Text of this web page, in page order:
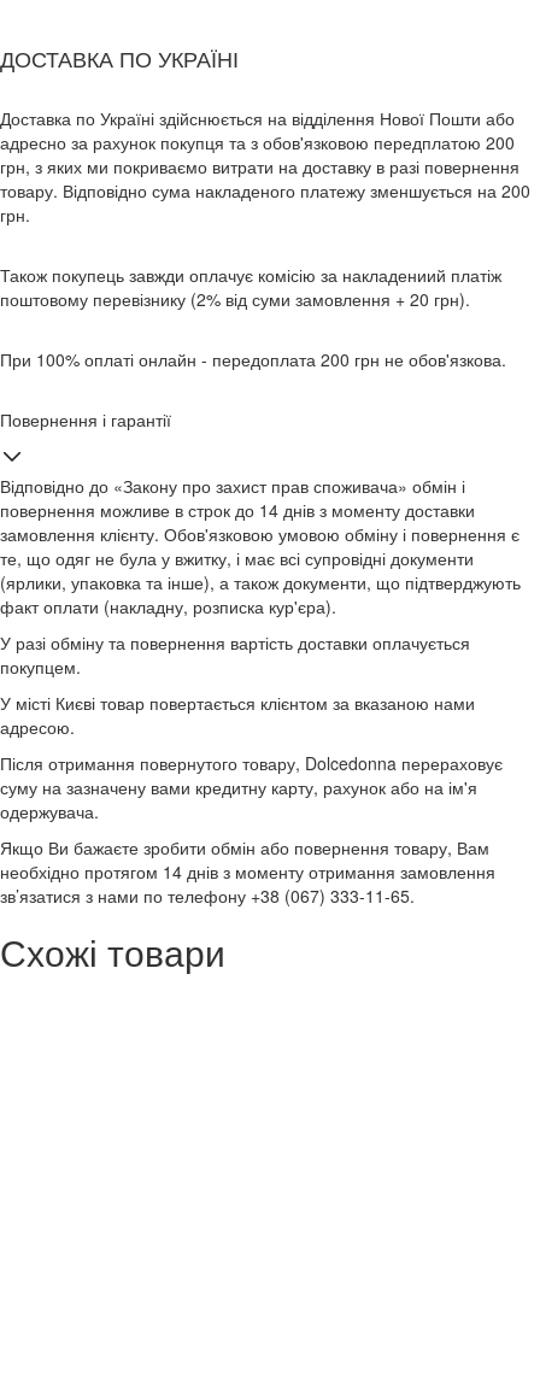
ДОСТАВКА ПО УКРАЇНІ
Доставка по Україні здійснюється на відділення Нової Пошти або
адресно за рахунок покупця та з обов'язковою передплатою 200
грн, з яких ми покриваємо витрати на доставку в разі повернення
товару. Відповідно сума накладеного платежу зменшується на 200
грн.
Також покупець завжди оплачує комісію за накладениий платіж
поштовому перевізнику (2% від суми замовлення + 20 грн).
При 100% оплаті онлайн - передоплата 200 грн не обов'язкова.
Повернення і гарантії
Відповідно до «Закону про захист прав споживача» обмін і
повернення можливе в строк до 14 днів з моменту доставки
замовлення клієнту. Обов'язковою умовою обміну і повернення є
те, що одяг не була у вжитку, і має всі супровідні документи
(ярлики, упаковка та інше), а також документи, що підтверджують
факт оплати (накладну, розписка кур'єра).
У разі обміну та повернення вартість доставки оплачується
покупцем.
У місті Києві товар повертається клієнтом за вказаною нами
адресою.
Після отримання повернутого товару, Dolcedonna перераховує
суму на зазначену вами кредитну карту, рахунок або на ім'я
одержувача.
Якщо Ви бажаєте зробити обмін або повернення товару, Вам
необхідно протягом 14 днів з моменту отримання замовлення
зв’язатися з нами по телефону +38 (067) 333-11-65.
Схожі товари